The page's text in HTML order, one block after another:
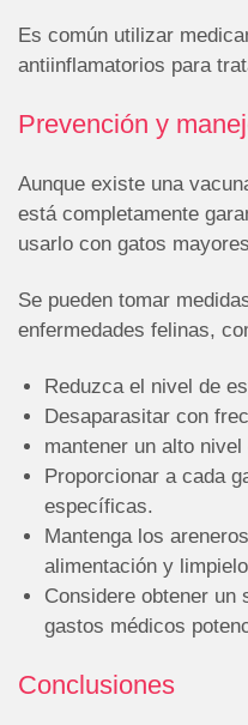
Es común utilizar
antiinflamatorios para
Prevención y
Aunque existe una
está completamente
usarlo con gatos
Se pueden tomar
enfermedades felinas,
Reduzca el nivel de
Desaparasitar con
mantener un alto nivel
Proporcionar a cada
específicas.
Mantenga los
alimentación y
Considere obtener un
gastos médicos
Conclusiones